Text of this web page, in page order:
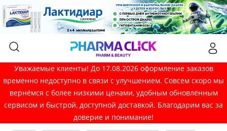
Уважаемые клиенты! До 17.08.2026 оформление заказов
временно недоступно в связи с улучшением. Совсем скоро мы
вернёмся с более низкими ценами, удобным обновлённым
сервисом и быстрой, доступной доставкой. Благодарим вас за
доверие и понимание!